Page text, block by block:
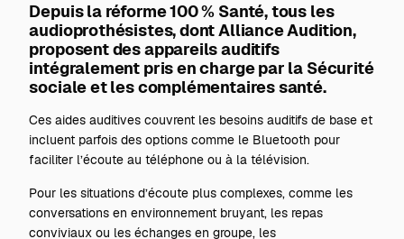
Depuis la réforme 100 % Santé, tous les
audioprothésistes, dont Alliance Audition,
proposent des appareils auditifs
intégralement pris en charge par la Sécurité
sociale et les complémentaires santé.
Ces aides auditives couvrent les besoins auditifs de base et
incluent parfois des options comme le Bluetooth pour
faciliter l’écoute au téléphone ou à la télévision.
Pour les situations d’écoute plus complexes, comme les
conversations en environnement bruyant, les repas
conviviaux ou les échanges en groupe, les